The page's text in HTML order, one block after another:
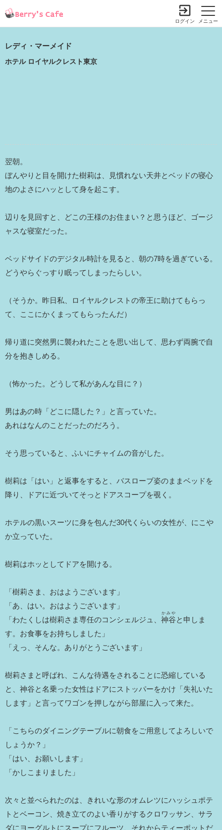
メニュー
ログイン
レディ・マーメイド
ホテル ロイヤルクレスト東京
翌朝。
ぼんやりと目を開けた樹莉は、見慣れない天井とベッドの寝心
地のよさにハッとして身を起こす。
辺りを見回すと、どこの王様のお住まい？と思うほど、ゴージ
ャスな寝室だった。
ベッドサイドのデジタル時計を見ると、朝の7時を過ぎている。
どうやらぐっすり眠ってしまったらしい。
（そうか。昨日私、ロイヤルクレストの帝王に助けてもらっ
て、ここにかくまってもらったんだ）
帰り道に突然男に襲われたことを思い出して、思わず両腕で自
分を抱きしめる。
（怖かった。どうして私があんな目に？）
男はあの時「どこに隠した？」と言っていた。
あれはなんのことだったのだろう。
そう思っていると、ふいにチャイムの音がした。
樹莉は「はい」と返事をすると、バスローブ姿のままベッドを
降り、ドアに近づいてそっとドアスコープを覗く。
ホテルの黒いスーツに身を包んだ30代くらいの女性が、にこや
か立っていた。
樹莉はホッとしてドアを開ける。
「樹莉さま、おはようございます」
「あ、はい。おはようございます」
「わたくしは樹莉さま専任のコンシェルジュ、 神谷
かみや
と申しま
す。お食事をお持ちしました」
「えっ、そんな。ありがとうございます」
樹莉さまと呼ばれ、こんな待遇をされることに恐縮している
と、神谷と名乗った女性はドアにストッパーをかけ「失礼いた
します」と言ってワゴンを押しながら部屋に入って来た。
「こちらのダイニングテーブルに朝食をご用意してよろしいで
しょうか？」
「はい、お願いします」
「かしこまりました」
次々と並べられたのは、きれいな形のオムレツにハッシュポテ
トとベーコン、焼き立てのよい香りがするクロワッサン、サラ
ダにヨーグルトにスープにフルーツ、それからティーポットだ